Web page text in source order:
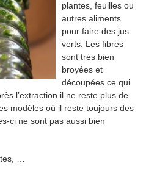
plantes, feuilles ou
autres aliments
pour faire des jus
verts. Les fibres
sont très bien
broyées et
découpées ce qui
l’extraction il ne reste plus de
modèles où il reste toujours des
ci ne sont pas aussi bien
…